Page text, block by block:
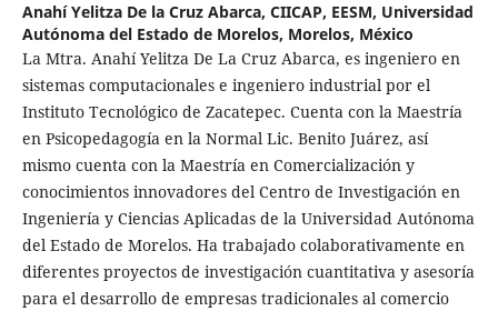
Anahí Yelitza De la Cruz Abarca, CIICAP, EESM, Universidad
Autónoma del Estado de Morelos, Morelos, México
La Mtra. Anahí Yelitza De La Cruz Abarca, es ingeniero en
sistemas computacionales e ingeniero industrial por el
Instituto Tecnológico de Zacatepec. Cuenta con la Maestría
en Psicopedagogía en la Normal Lic. Benito Juárez, así
mismo cuenta con la Maestría en Comercialización y
conocimientos innovadores del Centro de Investigación en
Ingeniería y Ciencias Aplicadas de la Universidad Autónoma
del Estado de Morelos. Ha trabajado colaborativamente en
diferentes proyectos de investigación cuantitativa y asesoría
para el desarrollo de empresas tradicionales al comercio